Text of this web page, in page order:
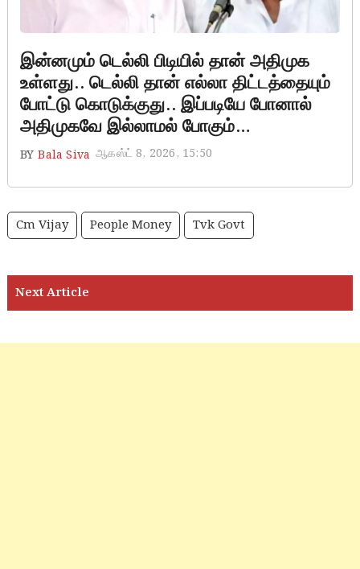
இன்னமும் டெல்லி பிடியில் தான் அதிமுக
உள்ளது.. டெல்லி தான் எல்லா திட்டத்தையும்
போட்டு கொடுக்குது.. இப்படியே போனால்
அதிமுகவே இல்லாமல் போகும்…
BY Bala Siva ஆகஸ்ட் 8, 2026, 15:50
Cm Vijay People Money Tvk Govt